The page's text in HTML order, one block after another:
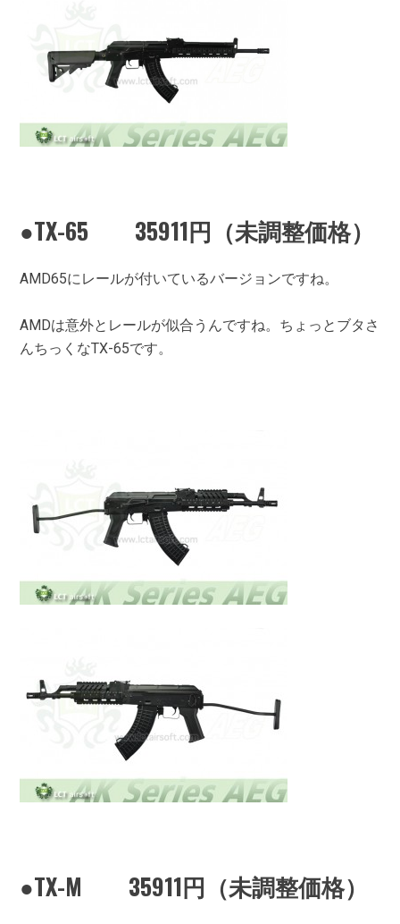
●TX-65 35911円（未調整価格）
AMD65にレールが付いているバージョンですね。
AMDは意外とレールが似合うんですね。ちょっとブタさ
んちっくなTX-65です。
●TX-M 35911円（未調整価格）